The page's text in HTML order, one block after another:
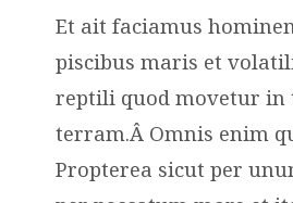
Et ait faciamus
piscibus maris et
reptili quod movetur in
terram.Â Omnis enim
Propterea sicut per